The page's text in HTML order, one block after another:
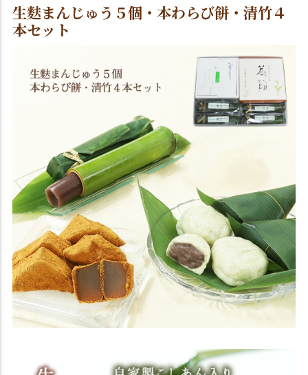
生麩まんじゅう５個・本わらび餅・清竹４
本セット